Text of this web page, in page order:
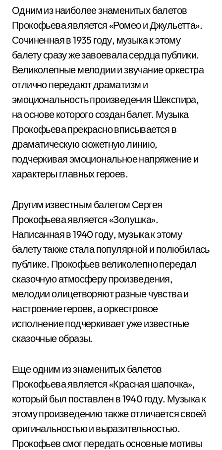
Одним из наиболее знаменитых балетов
Прокофьева является «Ромео и Джульетта».
Сочиненная в 1935 году, музыка к этому
балету сразу же завоевала сердца публики.
Великолепные мелодии и звучание оркестра
отлично передают драматизм и
эмоциональность произведения Шекспира,
на основе которого создан балет. Музыка
Прокофьева прекрасно вписывается в
драматическую сюжетную линию,
подчеркивая эмоциональное напряжение и
характеры главных героев.
Другим известным балетом Сергея
Прокофьева является «Золушка».
Написанная в 1940 году, музыка к этому
балету также стала популярной и полюбилась
публике. Прокофьев великолепно передал
сказочную атмосферу произведения,
мелодии олицетворяют разные чувства и
настроение героев, а оркестровое
исполнение подчеркивает уже известные
сказочные образы.
Еще одним из знаменитых балетов
Прокофьева является «Красная шапочка»,
который был поставлен в 1940 году. Музыка к
этому произведению также отличается своей
оригинальностью и выразительностью.
Прокофьев смог передать основные мотивы